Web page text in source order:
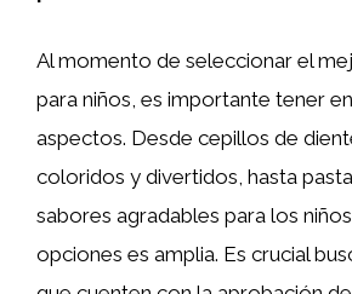
Al momento de seleccionar el
para niños, es importante tener
aspectos. Desde cepillos de
coloridos y divertidos, hasta
sabores agradables para los
opciones es amplia. Es crucial